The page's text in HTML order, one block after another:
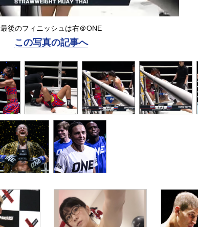
最後のフィニッシュは右＠ONE
この写真の記事へ